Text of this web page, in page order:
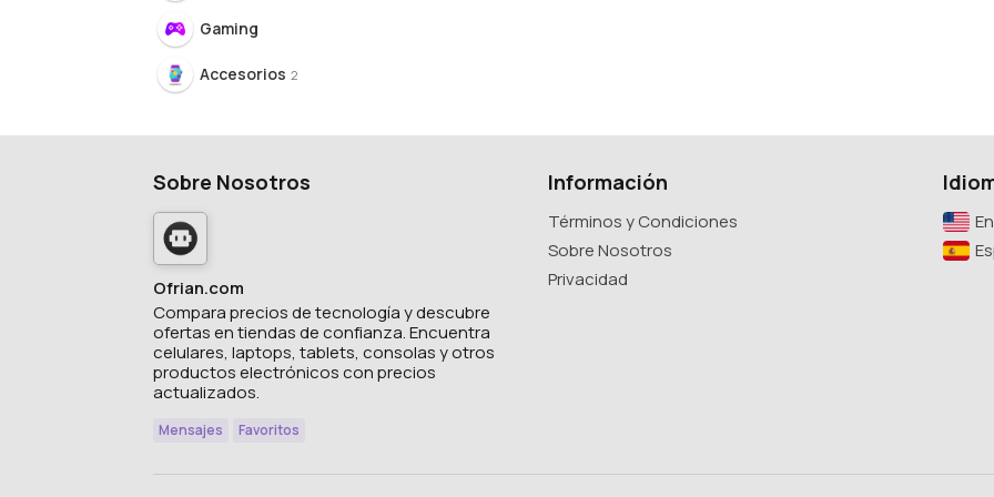
Gaming
Accesorios 2
Sobre Nosotros
Ofrian.com
Compara precios de tecnología y descubre
ofertas en tiendas de confianza. Encuentra
celulares, laptops, tablets, consolas y otros
productos electrónicos con precios
actualizados.
Mensajes Favoritos
Información
Términos y Condiciones
Sobre Nosotros
Privacidad